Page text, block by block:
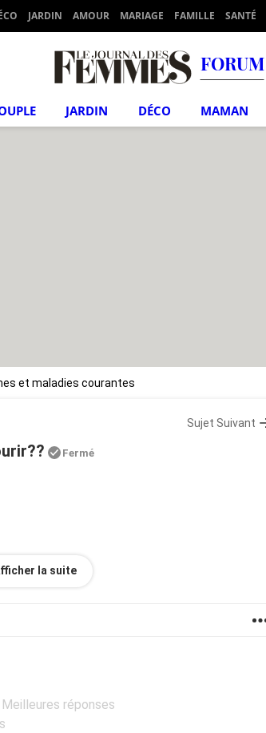
JARDIN AMOUR MARIAGE FAMILLE SANTÉ
FORUM
JARDIN DÉCO MAMAN
et maladies courantes
Sujet Suivant
Fermé
la suite
réponses